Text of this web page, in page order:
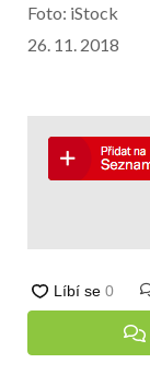
Foto: iStock
26. 11. 2018